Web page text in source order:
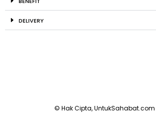
DELIVERY
© Hak Cipta, UntukSahabat.com